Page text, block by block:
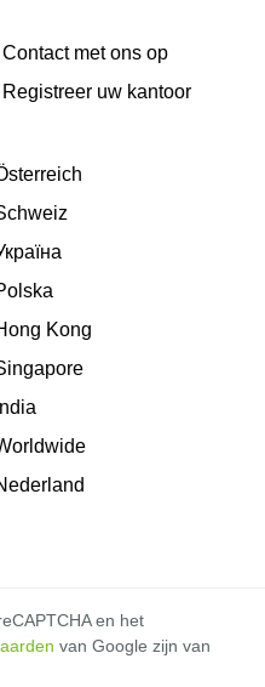
Contact met ons op
Registreer uw kantoor
Kong
India
en het
van Google zijn van